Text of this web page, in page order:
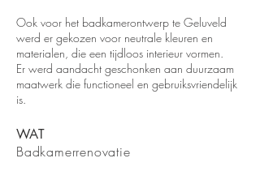
Ook voor het badkamerontwerp te Geluveld
werd er gekozen voor neutrale kleuren en
materialen, die een tijdloos interieur vormen.
Er werd aandacht geschonken aan duurzaam
maatwerk die functioneel en gebruiksvriendelijk
is.
WAT
Badkamerrenovatie